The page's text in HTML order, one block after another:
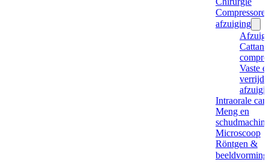
afzuiging
Cattani
Vaste
Intraorale
Meng en
Microscoop
Röntgen &
beeldvorming